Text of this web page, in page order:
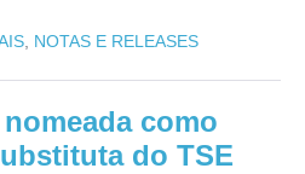
NOTAS E RELEASES
como
do TSE